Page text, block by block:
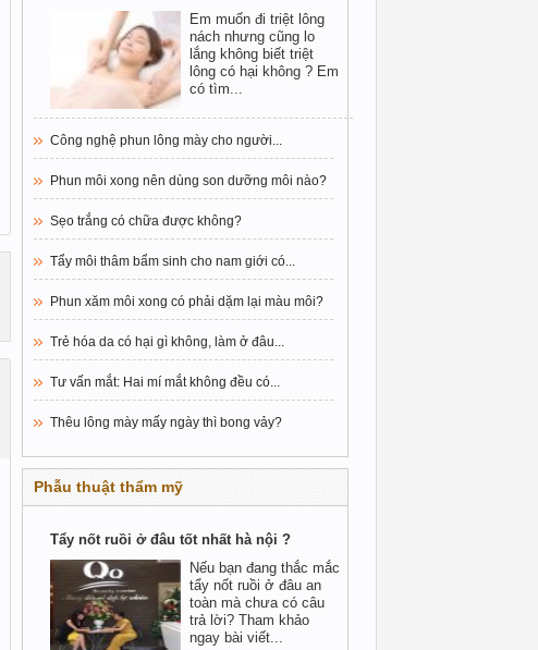
Em muốn đi triệt lông
nách nhưng cũng lo
lắng không biết triệt
lông có hại không ? Em
có tìm...
Công nghệ phun lông mày cho người...
Phun môi xong nên dùng son dưỡng môi nào?
Sẹo trắng có chữa được không?
Tẩy môi thâm bẩm sinh cho nam giới có...
Phun xăm môi xong có phải dặm lại màu môi?
Trẻ hóa da có hại gì không, làm ở đâu...
Tư vấn mắt: Hai mí mắt không đều có...
Thêu lông mày mấy ngày thì bong vảy?
Phẫu thuật thẩm mỹ
Tẩy nốt ruồi ở đâu tốt nhất hà nội ?
Nếu bạn đang thắc mắc
tẩy nốt ruồi ở đâu an
toàn mà chưa có câu
trả lời? Tham khảo
ngay bài viết...